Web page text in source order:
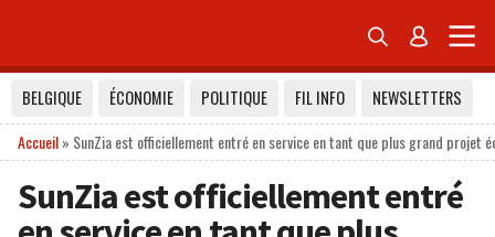
 
BELGIQUE ÉCONOMIE POLITIQUE FIL INFO
NEWSLETTERS
Accueil» SunZia est officiellement entré en service en tant que plus grand projet
SunZia est officiellement entré